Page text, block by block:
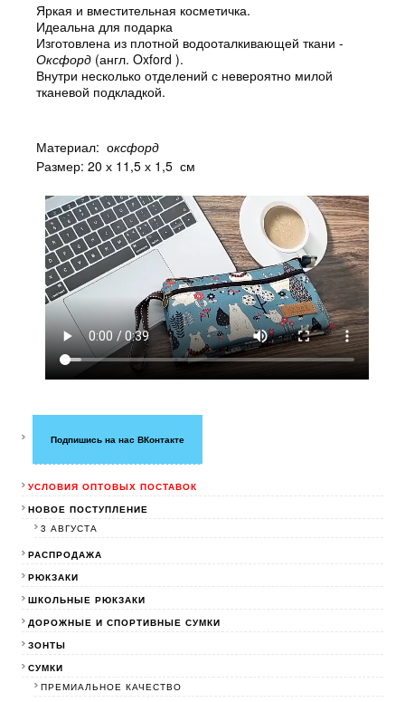
Яркая и вместительная косметичка.
Идеальна для подарка
Изготовлена из плотной водооталкивающей ткани -
Оксфорд (англ. Oxford ).
Внутри несколько отделений с невероятно милой
тканевой подкладкой.
Материал: оксфорд
Размер: 20 х 11,5 х 1,5 см
Подпишись на нас ВКонтакте
УСЛОВИЯ ОПТОВЫХ ПОСТАВОК
НОВОЕ ПОСТУПЛЕНИЕ
3 АВГУСТА
РАСПРОДАЖА
РЮКЗАКИ
ШКОЛЬНЫЕ РЮКЗАКИ
ДОРОЖНЫЕ И СПОРТИВНЫЕ СУМКИ
ЗОНТЫ
СУМКИ
ПРЕМИАЛЬНОЕ КАЧЕСТВО